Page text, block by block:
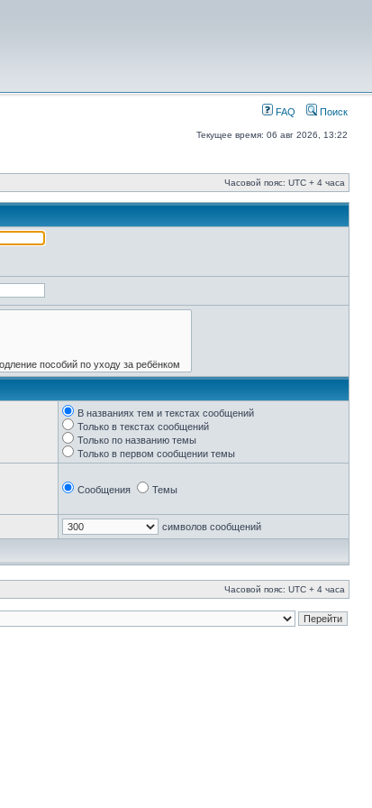
FAQ Поиск
Текущее время: 06 авг 2026, 13:22
Часовой пояс: UTC + 4 часа
В названиях тем и текстах сообщений
Только в текстах сообщений
Только по названию темы
Только в первом сообщении темы
Сообщения Темы
символов сообщений
Часовой пояс: UTC + 4 часа